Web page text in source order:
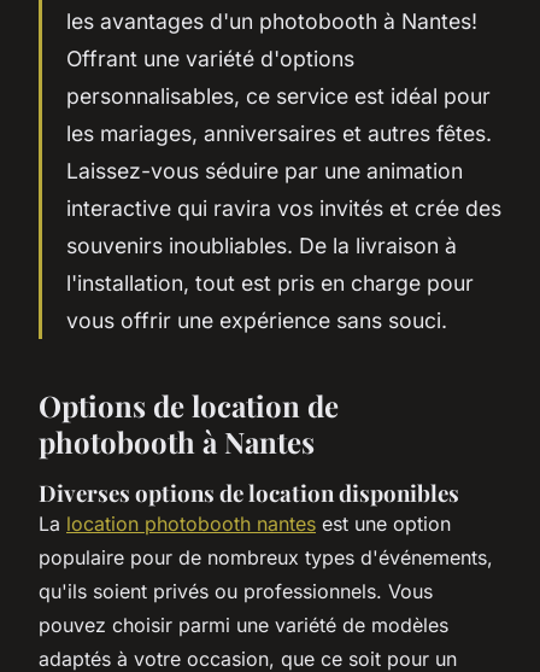
les avantages d'un photobooth à Nantes!
Offrant une variété d'options
personnalisables, ce service est idéal pour
les mariages, anniversaires et autres fêtes.
Laissez-vous séduire par une animation
interactive qui ravira vos invités et crée des
souvenirs inoubliables. De la livraison à
l'installation, tout est pris en charge pour
vous offrir une expérience sans souci.
Options de location de
photobooth à Nantes
Diverses options de location disponibles
La location photobooth nantes est une option
populaire pour de nombreux types d'événements,
qu'ils soient privés ou professionnels. Vous
pouvez choisir parmi une variété de modèles
adaptés à votre occasion, que ce soit pour un